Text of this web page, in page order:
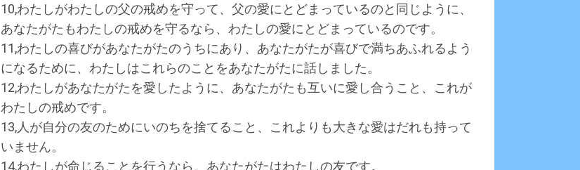
10,わたしがわたしの父の戒めを守って、父の愛にとどまっているのと同じように、
あなたがたもわたしの戒めを守るなら、わたしの愛にとどまっているのです。
11,わたしの喜びがあなたがたのうちにあり、あなたがたが喜びで満ちあふれるよう
になるために、わたしはこれらのことをあなたがたに話しました。
12,わたしがあなたがたを愛したように、あなたがたも互いに愛し合うこと、これが
わたしの戒めです。
13,人が自分の友のためにいのちを捨てること、これよりも大きな愛はだれも持って
いません。
14,わたしが命じることを行うなら、あなたがたはわたしの友です。